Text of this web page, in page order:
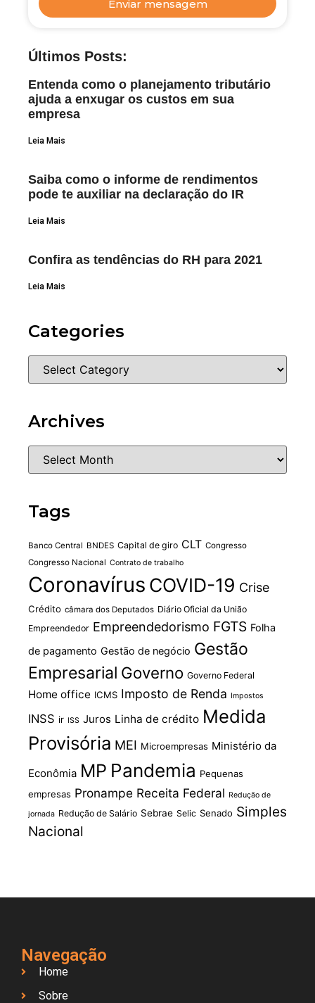
Enviar mensagem
Últimos Posts:
Entenda como o planejamento tributário
ajuda a enxugar os custos em sua
empresa
Leia Mais
Saiba como o informe de rendimentos
pode te auxiliar na declaração do IR
Leia Mais
Confira as tendências do RH para 2021
Leia Mais
Categories
Archives
Tags
Banco Central BNDES Capital de giro CLT Congresso
Congresso Nacional Contrato de trabalho
Coronavírus COVID-19 Crise
Crédito câmara dos Deputados Diário Oficial da União
Empreendedor Empreendedorismo FGTS Folha
de pagamento Gestão de negócio Gestão
Empresarial Governo Governo Federal
Home office ICMS Imposto de Renda Impostos
INSS ir ISS Juros Linha de crédito Medida
Provisória MEI Microempresas Ministério da
Econômia MP Pandemia Pequenas
empresas Pronampe Receita Federal Redução de
jornada Redução de Salário Sebrae Selic Senado Simples
Nacional
Navegação
Home
Sobre